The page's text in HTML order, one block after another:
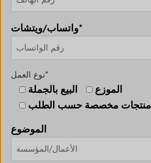
واتساب/ويتشات*
نوع العمل*
البيع بالجملة
الموزع
منتجات مخصصة حسب الطلب
الموضوع